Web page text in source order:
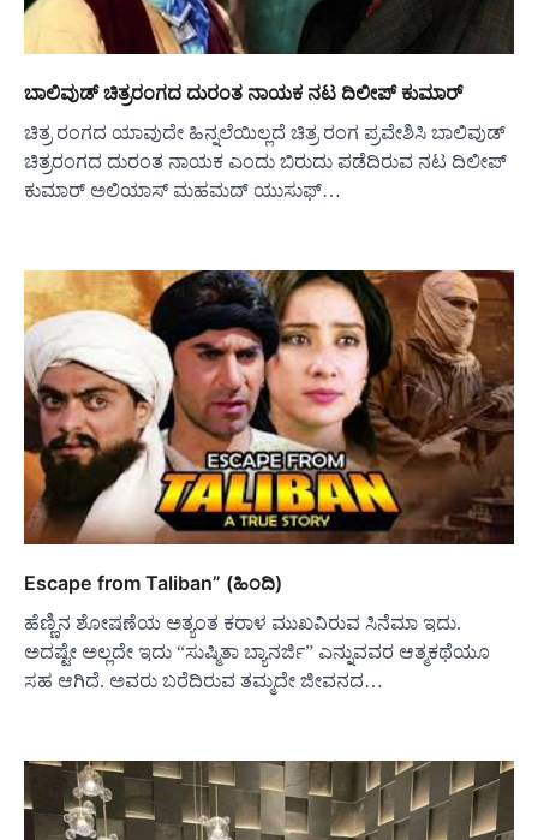
ಬಾಲಿವುಡ್ ಚಿತ್ರರಂಗದ ದುರಂತ ನಾಯಕ ನಟ ದಿಲೀಪ್ ಕುಮಾರ್
ಚಿತ್ರ ರಂಗದ ಯಾವುದೇ ಹಿನ್ನಲೆಯಿಲ್ಲದೆ ಚಿತ್ರ ರಂಗ ಪ್ರವೇಶಿಸಿ ಬಾಲಿವುಡ್
ಚಿತ್ರರಂಗದ ದುರಂತ ನಾಯಕ ಎಂದು ಬಿರುದು ಪಡೆದಿರುವ ನಟ ದಿಲೀಪ್
ಕುಮಾರ್ ಅಲಿಯಾಸ್ ಮಹಮದ್ ಯುಸುಫ್…
Escape from Taliban” (ಹಿಂದಿ)
ಹೆಣ್ಣಿನ ಶೋಷಣೆಯ ಅತ್ಯಂತ ಕರಾಳ ಮುಖವಿರುವ ಸಿನೆಮಾ ಇದು.
ಅದಷ್ಟೇ ಅಲ್ಲದೇ ಇದು “ಸುಷ್ಮಿತಾ ಬ್ಯಾನರ್ಜಿ” ಎನ್ನುವವರ ಆತ್ಮಕಥೆಯೂ
ಸಹ ಆಗಿದೆ. ಅವರು ಬರೆದಿರುವ ತಮ್ಮದೇ ಜೀವನದ…